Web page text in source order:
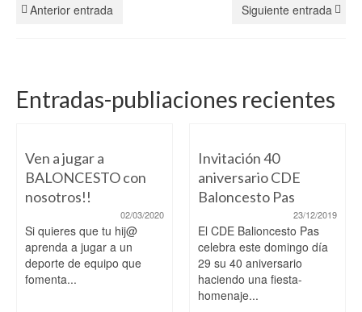
Anterior entrada Siguiente entrada
Entradas-publiaciones recientes
Ven a jugar a
BALONCESTO con
nosotros!!
02/03/2020
Si quieres que tu hij@
aprenda a jugar a un
deporte de equipo que
fomenta...
Invitación 40
aniversario CDE
Baloncesto Pas
23/12/2019
El CDE Balioncesto Pas
celebra este domingo día
29 su 40 aniversario
haciendo una fiesta-
homenaje...